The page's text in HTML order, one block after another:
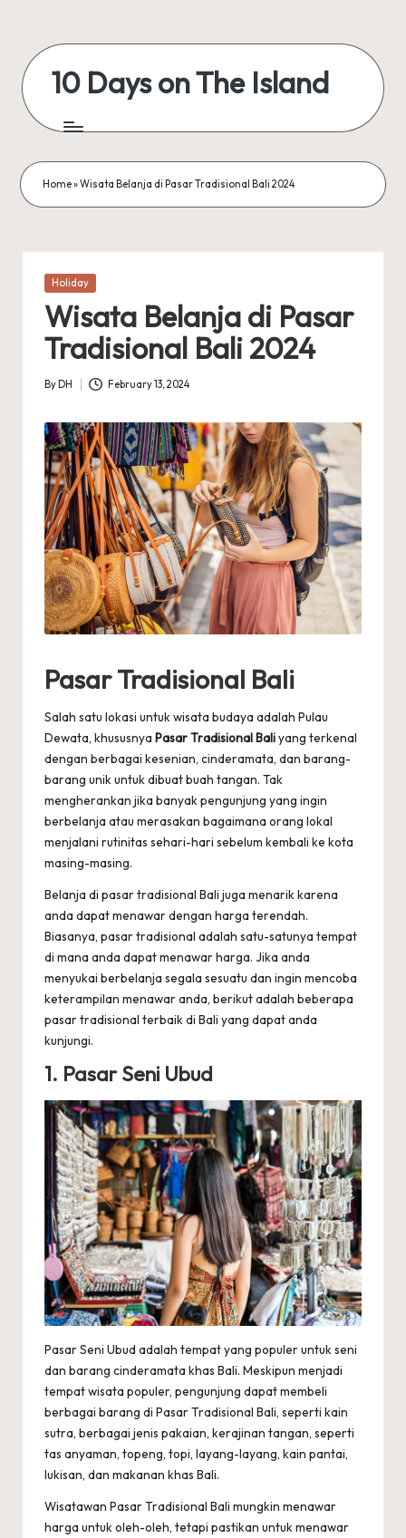
content
10 Days on The Island
WordPress
Home»Wisata Belanja di Pasar Tradisional Bali 2024
Posted
Holiday
Wisata Belanja di Pasar
Tradisional Bali 2024
Posted
By DH February 13, 2024
Pasar Tradisional Bali
Salah satu lokasi untuk wisata budaya adalah Pulau
Dewata, khususnya Pasar Tradisional Baliyang terkenal
dengan berbagai kesenian, cinderamata, dan barang-
barang unik untuk dibuat buah tangan. Tak
mengherankan jika banyak pengunjung yang ingin
berbelanja atau merasakan bagaimana orang lokal
menjalani rutinitas sehari-hari sebelum kembali ke kota
masing-masing.
Belanja di pasar tradisional Bali juga menarik karena
anda dapat menawar dengan harga terendah.
Biasanya, pasar tradisional adalah satu-satunya tempat
di mana anda dapat menawar harga. Jika anda
menyukai berbelanja segala sesuatu dan ingin mencoba
keterampilan menawar anda, berikut adalah beberapa
pasar tradisional terbaik di Bali yang dapat anda
kunjungi.
1. Pasar Seni Ubud
Pasar Seni Ubud adalah tempat yang populer untuk seni
dan barang cinderamata khas Bali. Meskipun menjadi
tempat wisata populer, pengunjung dapat membeli
berbagai barang di Pasar Tradisional Bali, seperti kain
sutra, berbagai jenis pakaian, kerajinan tangan, seperti
tas anyaman, topeng, topi, layang-layang, kain pantai,
lukisan, dan makanan khas Bali.
Wisatawan Pasar Tradisional Bali mungkin menawar
harga untuk oleh-oleh, tetapi pastikan untuk menawar